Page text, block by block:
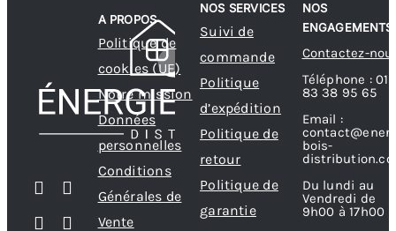
A PROPOS
Politique de
cookies (UE)
Notre mission
Données
personnelles
Conditions
Générales de
Vente
NOS SERVICES
Suivi de
commande
Politique
d’expédition
Politique de
retour
Politique de
garantie
NOS
ENGAGEMENTS
Contactez-
Téléphone : 01
83 38 95 65
Email :
bois-
Du lundi au
Vendredi de
9h00 à 17h00